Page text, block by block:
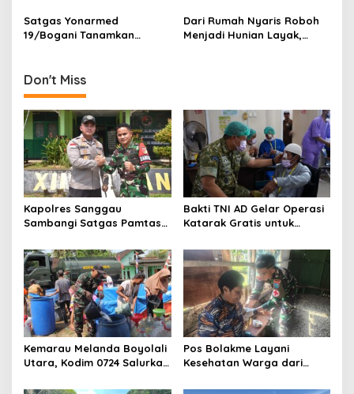
o
n
Satgas Yonarmed
19/Bogani Tanamkan
Dari Rumah Nyaris Roboh
Menjadi Hunian Layak,
Don't Miss
Kapolres Sanggau
Sambangi Satgas Pamtas
Perkuat Soliditas TNI-Polri
di Perbatasan
Bakti TNI AD Gelar Operasi
Katarak Gratis untuk
Kemarau Melanda Boyolali
Utara, Kodim 0724 Salurkan
Pos Bolakme Layani
Kesehatan Warga dari
Pegunungan